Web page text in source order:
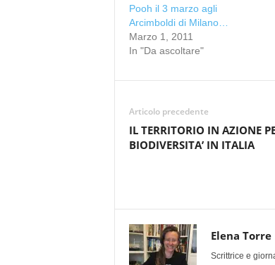
Pooh il 3 marzo agli
Arcimboldi di Milano…
Marzo 1, 2011
In "Da ascoltare"
Articolo precedente
IL TERRITORIO IN AZIONE
BIODIVERSITA’ IN ITALIA
Elena Torre
Scrittrice e